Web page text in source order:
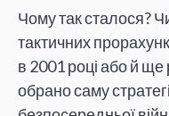
Чому так сталося?
тактичних
в 2001 році або й
обрано саму